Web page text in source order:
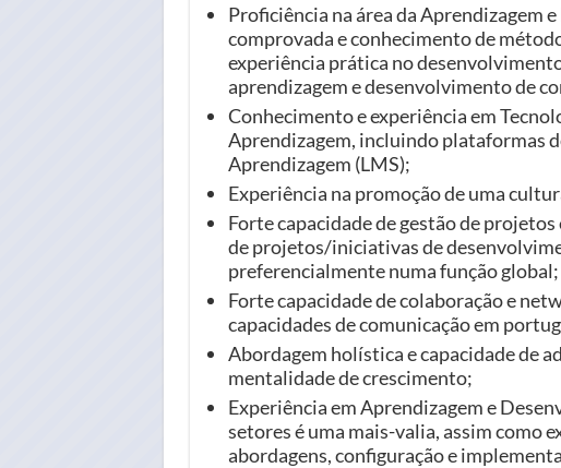
Proficiência na área da Aprendizagem
comprovada e conhecimento de
experiência prática no
aprendizagem e desenvolvimento de
Conhecimento e experiência em
Aprendizagem, incluindo plataformas
Aprendizagem (LMS);
Experiência na promoção de uma
Forte capacidade de gestão de
de projetos/iniciativas de
preferencialmente numa função global;
Forte capacidade de colaboração e
capacidades de comunicação em
Abordagem holística e capacidade de
mentalidade de crescimento;
Experiência em Aprendizagem e
setores é uma mais-valia, assim como
abordagens, configuração e